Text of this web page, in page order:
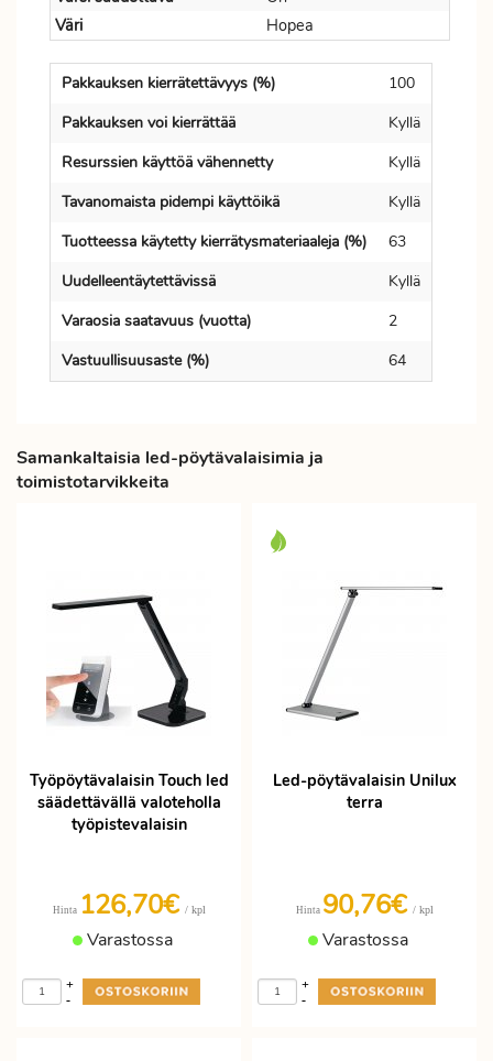
Väri
Hopea
Pakkauksen kierrätettävyys (%)
100
Pakkauksen voi kierrättää
Kyllä
Resurssien käyttöä vähennetty
Kyllä
Tavanomaista pidempi käyttöikä
Kyllä
Tuotteessa käytetty kierrätysmateriaaleja (%)
63
Uudelleentäytettävissä
Kyllä
Varaosia saatavuus (vuotta)
2
Vastuullisuusaste (%)
64
Samankaltaisia led-pöytävalaisimia ja
toimistotarvikkeita
Työpöytävalaisin Touch led
säädettävällä valoteholla
työpistevalaisin
Hinta 126,70€ / kpl
Varastossa
-
+
Led-pöytävalaisin Unilux
terra
Hinta 90,76€ / kpl
Varastossa
-
+